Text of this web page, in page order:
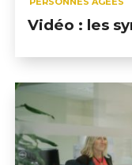
Vidéo : les